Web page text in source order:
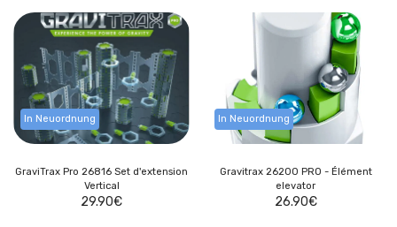
In Neuordnung
GraviTrax Pro 26816 Set d'extension
Vertical
29.90€
In Neuordnung
Gravitrax 26200 PRO - Élément
elevator
26.90€